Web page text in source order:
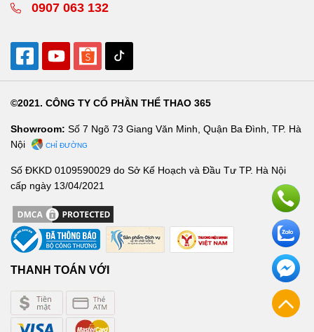
0907 063 132
©2021. CÔNG TY CỔ PHẦN THỂ THAO 365
Showroom: Số 7 Ngõ 73 Giang Văn Minh, Quận Ba Đình, TP. Hà
Nội
CHỈ ĐƯỜNG
Số ĐKKD 0109590029 do Sở Kế Hoạch và Đầu Tư TP. Hà Nội
cấp ngày 13/04/2021
THANH TOÁN VỚI